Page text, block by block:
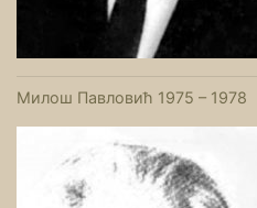
Милош Павловић 1975 – 1978